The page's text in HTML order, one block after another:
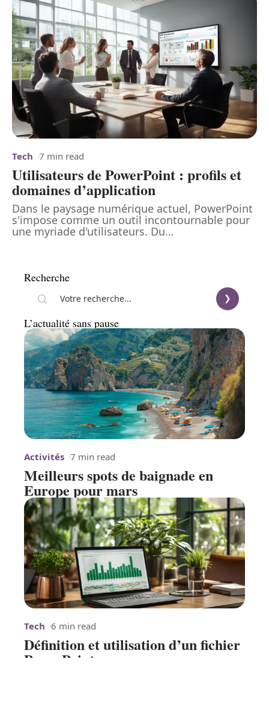
Tech 7 min read
Utilisateurs de PowerPoint : profils et
domaines d’application
Dans le paysage numérique actuel, PowerPoint
s'impose comme un outil incontournable pour
une myriade d'utilisateurs. Du…
Recherche
L’actualité sans pause
Activités 7 min read
Meilleurs spots de baignade en
Europe pour mars
Tech 6 min read
Définition et utilisation d’un fichier
PowerPoint